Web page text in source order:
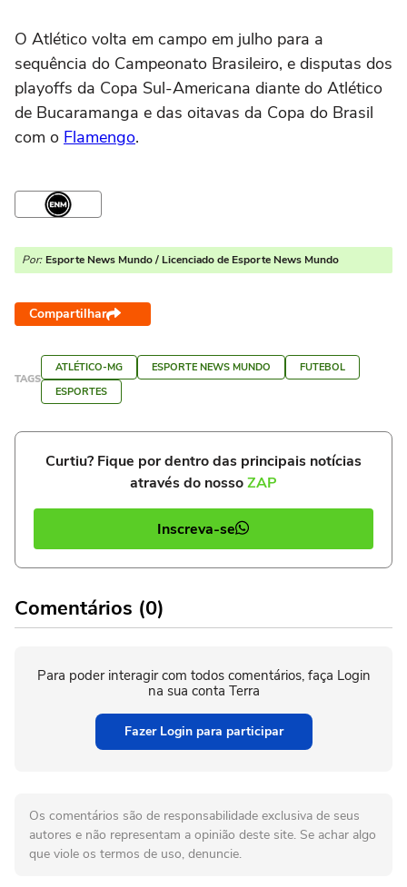
O Atlético volta em campo em julho para a
sequência do Campeonato Brasileiro, e disputas dos
playoffs da Copa Sul-Americana diante do Atlético
de Bucaramanga e das oitavas da Copa do Brasil
com o Flamengo.
Por: Esporte News Mundo / Licenciado de Esporte News Mundo
Compartilhar
TAGS
ATLÉTICO-MG ESPORTE NEWS MUNDO
FUTEBOL
ESPORTES
Curtiu? Fique por dentro das principais notícias
através do nossoZAP
Inscreva-se
Comentários (0)
Para poder interagir com todos comentários, faça Login
na sua conta Terra
Fazer Login para participar
Os comentários são de responsabilidade exclusiva de seus
autores e não representam a opinião deste site. Se achar algo
que viole os termos de uso, denuncie.